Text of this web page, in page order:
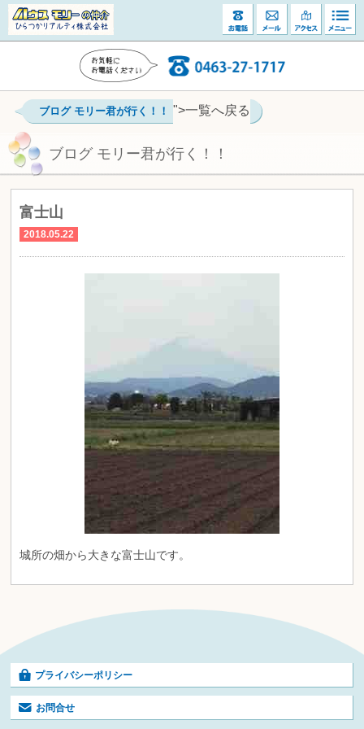
ブログ モリー君が行く！！ ">一覧へ戻る
ブログ モリー君が行く！！
富士山
2018.05.22
城所の畑から大きな富士山です。
プライバシーポリシー
お問合せ